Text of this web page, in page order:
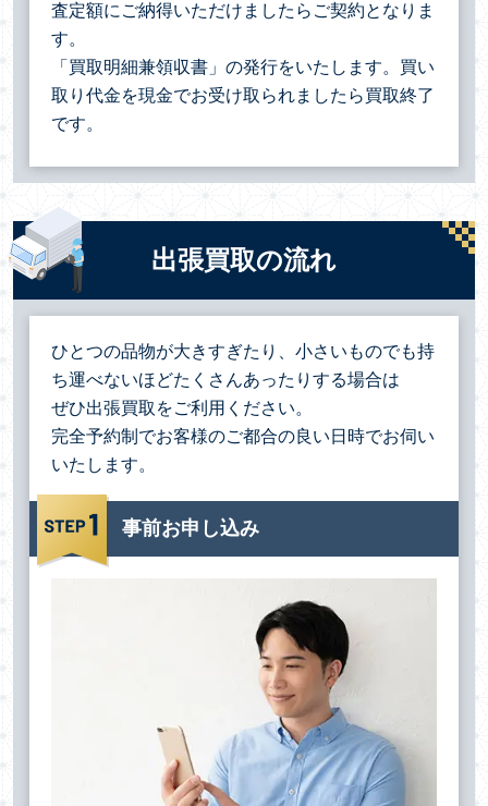
査定額にご納得いただけましたらご契約となりま
す。
「買取明細兼領収書」の発行をいたします。買い
取り代金を現金でお受け取られましたら買取終了
です。
出張買取の流れ
ひとつの品物が大きすぎたり、小さいものでも持
ち運べないほどたくさんあったりする場合は
ぜひ出張買取をご利用ください。
完全予約制でお客様のご都合の良い日時でお伺い
いたします。
事前お申し込み